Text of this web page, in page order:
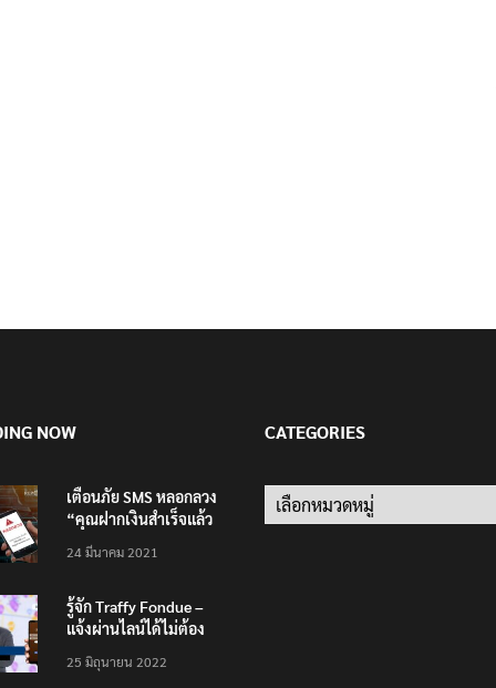
NOW
เตือนภัย SMS หลอกลวง
“คุณฝากเงินสำเร็จแล้ว
200,000 บาท”
24 มีนาคม 2021
รู้จัก Traffy Fondue –
แจ้งผ่านไลน์ได้ไม่ต้อง
ทั่วไทย ไม่ใช่แค่ในกรุง
25 มิถุนายน 2022
CATEGORIES
Categories